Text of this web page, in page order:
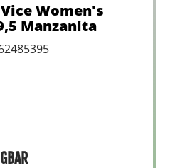
Women's
Manzanita